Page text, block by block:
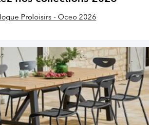
Proloisirs - Oceo 2026